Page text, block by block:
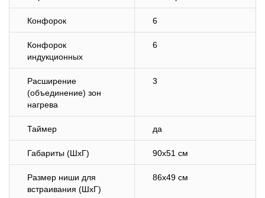
Конфорок 6
Конфорок
индукционных
6
Расширение
(объединение) зон
нагрева
3
Таймер да
Габариты (ШхГ) 90х51 см
Размер ниши для
встраивания (ШхГ)
86х49 см